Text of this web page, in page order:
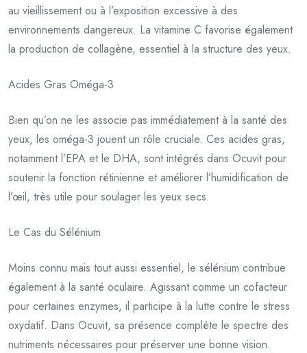
au vieillissement ou à l’exposition excessive à des
environnements dangereux. La vitamine C favorise également
la production de collagène, essentiel à la structure des yeux.
Acides Gras Oméga-3
Bien qu’on ne les associe pas immédiatement à la santé des
yeux, les oméga-3 jouent un rôle cruciale. Ces acides gras,
notamment l’EPA et le DHA, sont intégrés dans Ocuvit pour
soutenir la fonction rétinienne et améliorer l’humidification de
l’œil, très utile pour soulager les yeux secs.
Le Cas du Sélénium
Moins connu mais tout aussi essentiel, le sélénium contribue
également à la santé oculaire. Agissant comme un cofacteur
pour certaines enzymes, il participe à la lutte contre le stress
oxydatif. Dans Ocuvit, sa présence complète le spectre des
nutriments nécessaires pour préserver une bonne vision.